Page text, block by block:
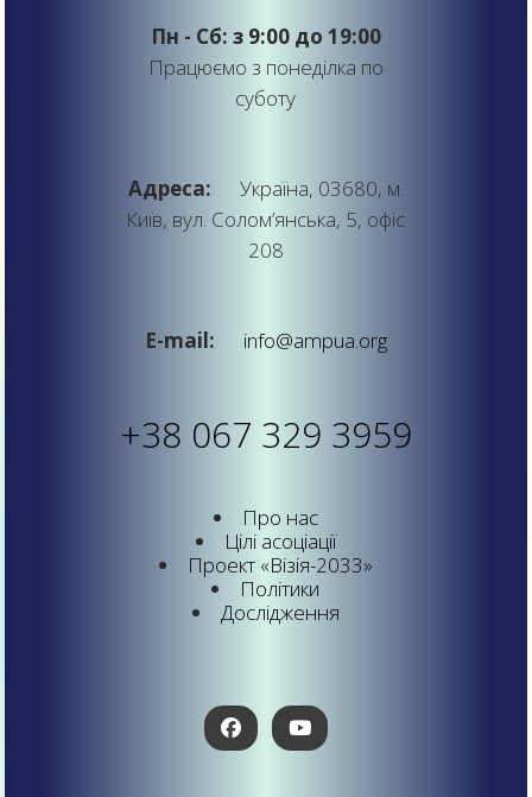
Пн - Сб: з 9:00 до 19:00
Працюємо з понеділка по
суботу
Адреса:
Україна, 03680, м.
Київ, вул. Солом’янська, 5, офіс
208
E-mail: info@ampua.org
+38 067 329 3959
Про нас
Цілі асоціації
Проект «Візія-2033»
Політики
Дослідження